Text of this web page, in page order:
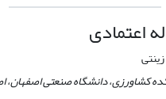
اعتمادی
کشاورزی، دانشگاه صنعتی اصفهان،